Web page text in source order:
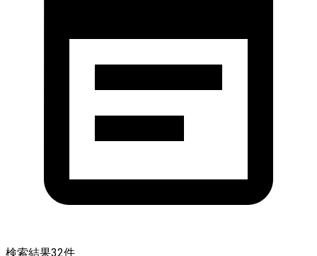
検索結果32件